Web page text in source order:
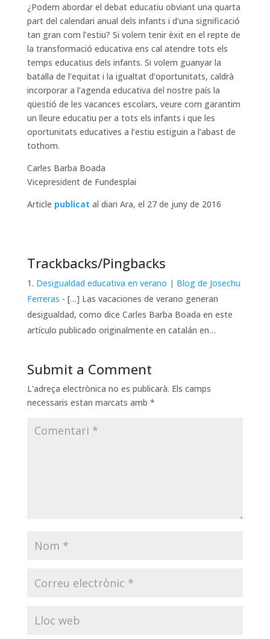
¿Podem abordar el debat educatiu obviant una quarta
part del calendari anual dels infants i d’una significació
tan gran com l’estiu? Si volem tenir èxit en el repte de
la transformació educativa ens cal atendre tots els
temps educatius dels infants. Si volem guanyar la
batalla de l’equitat i la igualtat d’oportunitats, caldrà
incorporar a l’agenda educativa del nostre país la
qüestió de les vacances escolars, veure com garantim
un lleure educatiu per a tots els infants i que les
oportunitats educatives a l’estiu estiguin a l’abast de
tothom.
Carles Barba Boada
Vicepresident de Fundesplai
Article publicat al diari Ara, el 27 de juny de 2016
Trackbacks/Pingbacks
Desigualdad educativa en verano | Blog de Josechu
Ferreras - […] Las vacaciones de verano generan
desigualdad, como dice Carles Barba Boada en este
artículo publicado originalmente en catalán en…
Submit a Comment
L'adreça electrònica no es publicarà. Els camps
necessaris estan marcats amb *